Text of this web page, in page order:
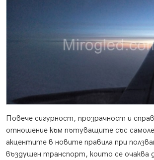
Повече сигурност, прозрачност и
отношение към пътуващите със
акцентите в новите правила при
въздушен транспорт, които се очаква